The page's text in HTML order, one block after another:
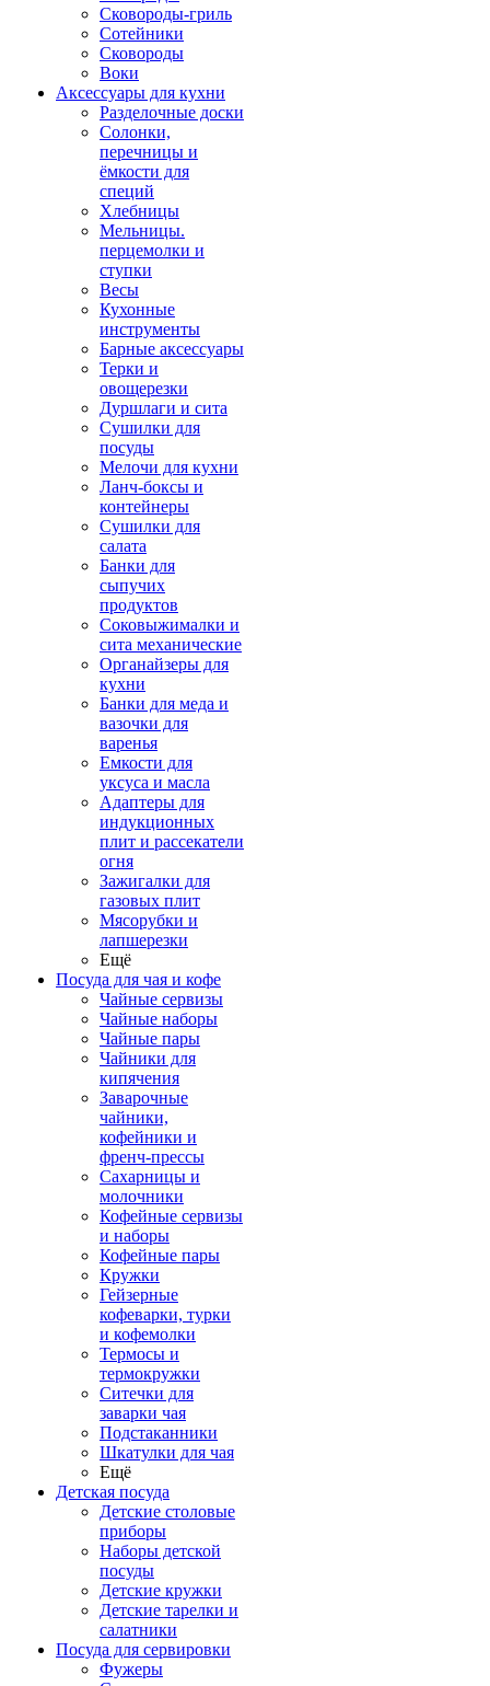
Сковороды-гриль
Сотейники
Сковороды
Воки
Аксессуары для кухни
Разделочные доски
Солонки,
перечницы и
ёмкости для
специй
Хлебницы
Мельницы.
перцемолки и
ступки
Весы
Кухонные
инструменты
Барные аксессуары
Терки и
овощерезки
Дуршлаги и сита
Сушилки для
посуды
Мелочи для кухни
Ланч-боксы и
контейнеры
Сушилки для
салата
Банки для
сыпучих
продуктов
Соковыжималки и
сита механические
Органайзеры для
кухни
Банки для меда и
вазочки для
варенья
Емкости для
уксуса и масла
Адаптеры для
индукционных
плит и рассекатели
огня
Зажигалки для
газовых плит
Мясорубки и
лапшерезки
Ещё
Посуда для чая и кофе
Чайные сервизы
Чайные наборы
Чайные пары
Чайники для
кипячения
Заварочные
чайники,
кофейники и
френч-прессы
Сахарницы и
молочники
Кофейные сервизы
и наборы
Кофейные пары
Кружки
Гейзерные
кофеварки, турки
и кофемолки
Термосы и
термокружки
Ситечки для
заварки чая
Подстаканники
Шкатулки для чая
Ещё
Детская посуда
Детские столовые
приборы
Наборы детской
посуды
Детские кружки
Детские тарелки и
салатники
Посуда для сервировки
Фужеры